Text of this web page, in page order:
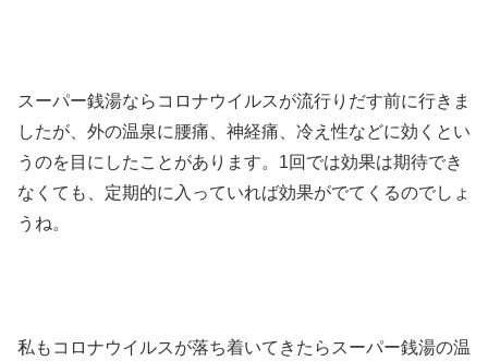
スーパー銭湯ならコロナウイルスが流行りだす前に行きま
したが、外の温泉に腰痛、神経痛、冷え性などに効くとい
うのを目にしたことがあります。1回では効果は期待でき
なくても、定期的に入っていれば効果がでてくるのでしょ
うね。
私もコロナウイルスが落ち着いてきたらスーパー銭湯の温